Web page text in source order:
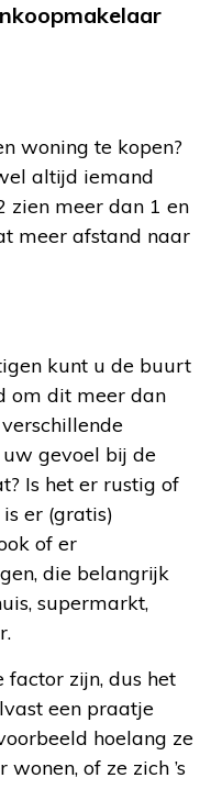
woning te kopen?
altijd iemand
zien meer dan 1 en
meer afstand naar
kunt u de buurt
om dit meer dan
gevoel bij de
Is het er rustig of
er (gratis)
of er
die belangrijk
supermarkt,
factor zijn, dus het
een praatje
hoelang ze
of ze zich ’s